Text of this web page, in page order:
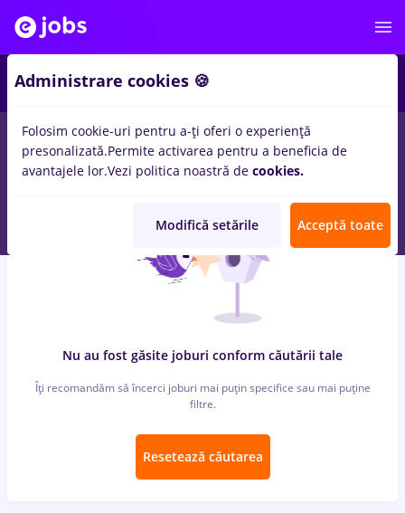
locuri de muncacu salarii pizzerin Iasi (Iasi)pentru
Fara experientainTransport / Distributie, IT / Telecom
Nu au fost găsite joburi conform căutării tale
Îți recomandăm să încerci joburi mai puțin specifice sau mai puține
filtre.
Resetează căutarea
Administrare cookies 🍪
Folosim cookie-uri pentru a-ți oferi o experiență
presonalizată.Permite activarea pentru a beneficia de
avantajele lor.Vezi politica noastră de cookies.
Modifică setările Acceptă toate